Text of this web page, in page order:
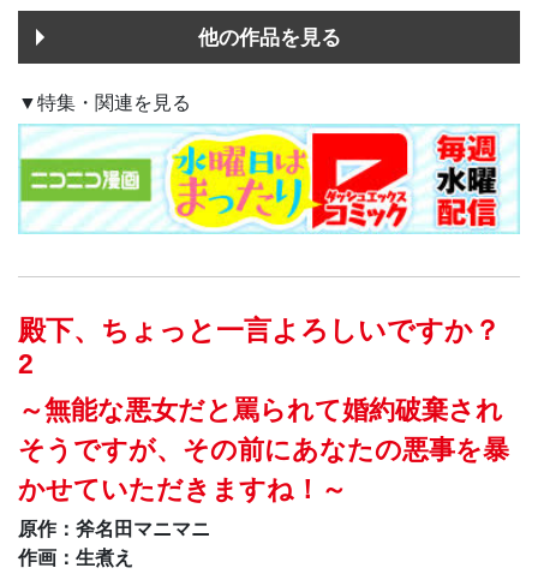
他の作品を見る
▼特集・関連を見る
殿下、ちょっと一言よろしいですか？
2
～無能な悪女だと罵られて婚約破棄され
そうですが、その前にあなたの悪事を暴
かせていただきますね！～
原作：斧名田マニマニ
作画：生煮え